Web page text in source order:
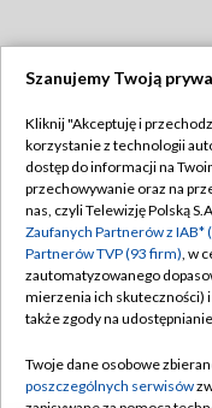
Abonament TVP
Emisja w TVP
Centrum informacji
Naziemna
Rada Programowa
Szanujemy Twoją
Kliknij "Akceptuję i
korzystanie z technologii
dostęp do informacji na
przechowywanie oraz na
nas, czyli Telewizję Polską
Zaufanych Partnerów z IAB*
Partnerów TVP (93 firm), w
zautomatyzowanego
mierzenia ich skuteczności)
także zgody na
Twoje dane osobowe
poszczególnych serwisów